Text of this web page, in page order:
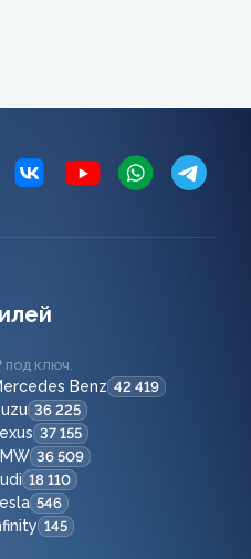
под ключ.
Benz 42 419
36 225
37 155
36 509
18 110
546
145